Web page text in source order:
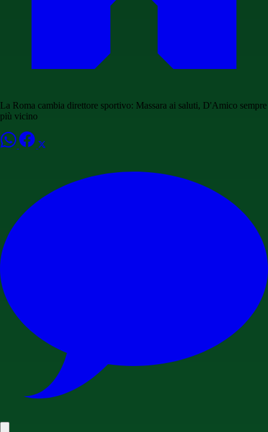
La Roma cambia direttore sportivo: Massara ai saluti, D'Amico sempre
più vicino